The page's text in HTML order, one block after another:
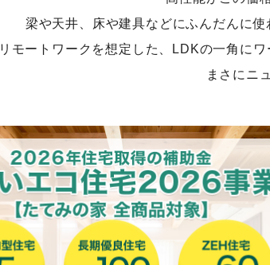
梁や天井、床や建具などにふんだんに
リモートワークを想定した、LDKの一角に
まさにニ